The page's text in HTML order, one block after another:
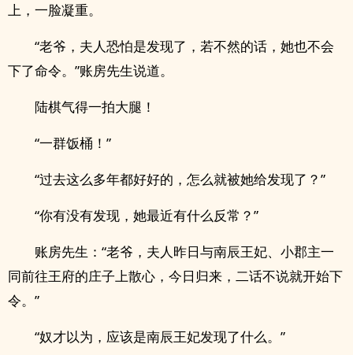
上，一脸凝重。
“老爷，夫人恐怕是发现了，若不然的话，她也不会
下了命令。”账房先生说道。
陆棋气得一拍大腿！
“一群饭桶！”
“过去这么多年都好好的，怎么就被她给发现了？”
“你有没有发现，她最近有什么反常？”
账房先生：“老爷，夫人昨日与南辰王妃、小郡主一
同前往王府的庄子上散心，今日归来，二话不说就开始下
令。”
“奴才以为，应该是南辰王妃发现了什么。”